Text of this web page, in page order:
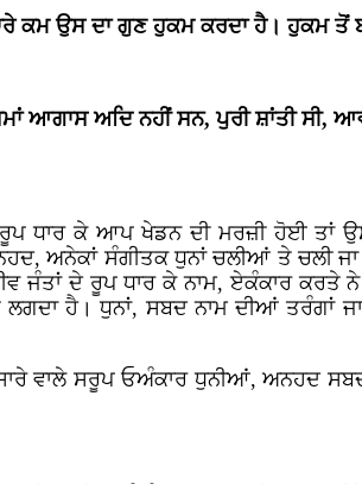
ਕਮ ਉਸ ਦਾ ਗੁਣ ਹੁਕਮ ਕਰਦਾ ਹੈ। ਹੁਕਮ ਤੋਂ
ਆਗਾਸ ਅਦਿ ਨਹੀਂ ਸਨ, ਪੁਰੀ ਸ਼ਾਂਤੀ ਸੀ,
ਧਾਰ ਕੇ ਆਪ ਖੇਡਨ ਦੀ ਮਰਜ਼ੀ ਹੋਈ ਤਾਂ
ਅਨੇਕਾਂ ਸੰਗੀਤਕ ਧੁਨਾਂ ਚਲੀਆਂ ਤੇ ਚਲੀ
ਜੰਤਾਂ ਦੇ ਰੂਪ ਧਾਰ ਕੇ ਨਾਮ, ਏਕੰਕਾਰ
ਹੈ। ਧੁਨਾਂ, ਸਬਦ ਨਾਮ ਦੀਆਂ
ਵਾਲੇ ਸਰੂਪ ਓਅੰਕਾਰ ਧੁਨੀਆਂ, ਅਨਹਦ